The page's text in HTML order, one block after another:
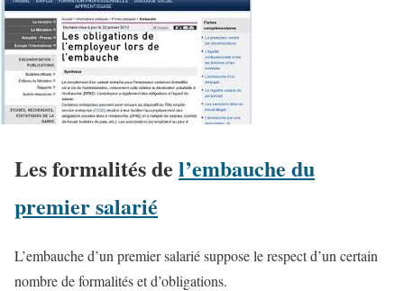
Les formalités de l’embauche du
premier salarié
L’embauche d’un premier salarié suppose le respect d’un certain
nombre de formalités et d’obligations.